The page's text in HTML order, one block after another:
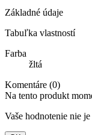
Základné údaje
Tabuľka vlastností
Farba
žltá
Komentáre (0)
Na tento produkt
Vaše hodnotenie nie